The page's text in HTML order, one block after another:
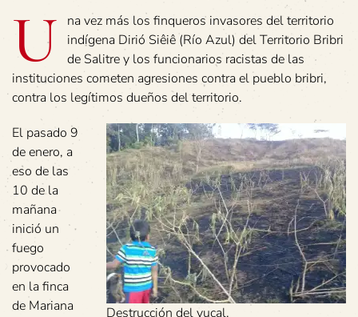
U
na vez más los finqueros invasores del territorio
indígena Dirió Siêiê (Río Azul) del Territorio Bribri
de Salitre y los funcionarios racistas de las
instituciones cometen agresiones contra el pueblo bribri,
contra los legítimos dueños del territorio.
Destrucción del yucal.
El pasado 9
de enero, a
eso de las
10 de la
mañana
inició un
fuego
provocado
en la finca
de Mariana